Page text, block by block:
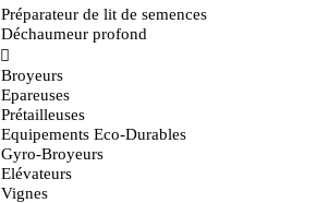
Préparateur de lit de semences
Déchaumeur profond
Broyeurs
Epareuses
Prétailleuses
Equipements Eco-Durables
Gyro-Broyeurs
Elévateurs
Vignes